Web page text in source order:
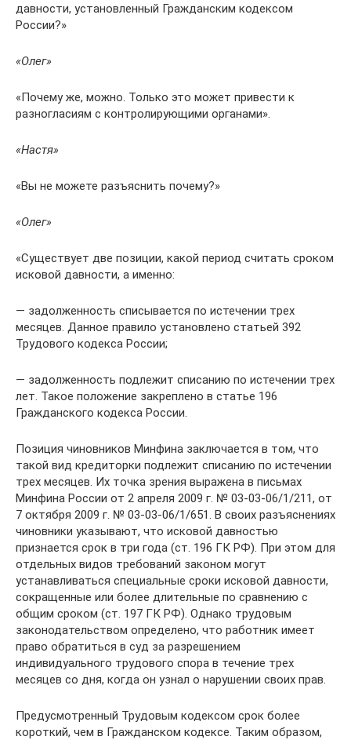
давности, установленный Гражданским кодексом
России?»
«Олег»
«Почему же, можно. Только это может привести к
разногласиям с контролирующими органами».
«Настя»
«Вы не можете разъяснить почему?»
«Олег»
«Существует две позиции, какой период считать сроком
исковой давности, а именно:
— задолженность списывается по истечении трех
месяцев. Данное правило установлено статьей 392
Трудового кодекса России;
— задолженность подлежит списанию по истечении трех
лет. Такое положение закреплено в статье 196
Гражданского кодекса России.
Позиция чиновников Минфина заключается в том, что
такой вид кредиторки подлежит списанию по истечении
трех месяцев. Их точка зрения выражена в письмах
Минфина России от 2 апреля 2009 г. № 03-03-06/1/211, от
7 октября 2009 г. № 03-03-06/1/651. В своих разъяснениях
чиновники указывают, что исковой давностью
признается срок в три года (ст. 196 ГК РФ). При этом для
отдельных видов требований законом могут
устанавливаться специальные сроки исковой давности,
сокращенные или более длительные по сравнению с
общим сроком (ст. 197 ГК РФ). Однако трудовым
законодательством определено, что работник имеет
право обратиться в суд за разрешением
индивидуального трудового спора в течение трех
месяцев со дня, когда он узнал о нарушении своих прав.
Предусмотренный Трудовым кодексом срок более
короткий, чем в Гражданском кодексе. Таким образом,